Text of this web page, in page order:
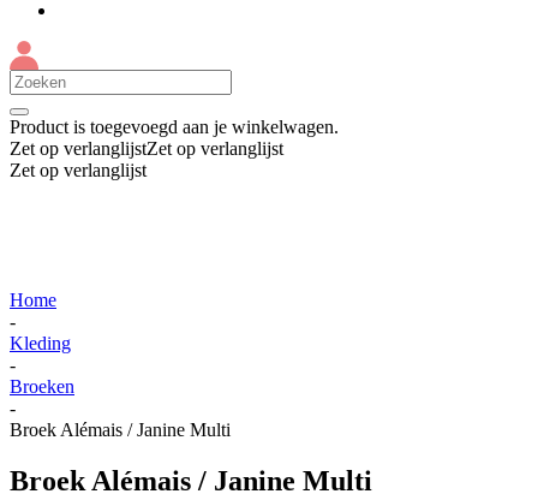
Product is toegevoegd aan je winkelwagen.
Zet op verlanglijstZet op verlanglijst
Zet op verlanglijst
Home
-
Kleding
-
Broeken
-
Broek Alémais / Janine Multi
Broek Alémais / Janine Multi